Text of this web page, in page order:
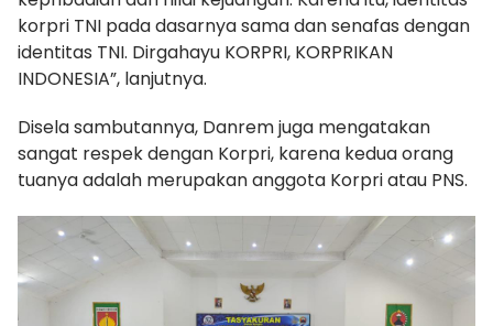
korpri TNI pada dasarnya sama dan senafas dengan
identitas TNI. Dirgahayu KORPRI, KORPRIKAN
INDONESIA”, lanjutnya.
Disela sambutannya, Danrem juga mengatakan
sangat respek dengan Korpri, karena kedua orang
tuanya adalah merupakan anggota Korpri atau PNS.